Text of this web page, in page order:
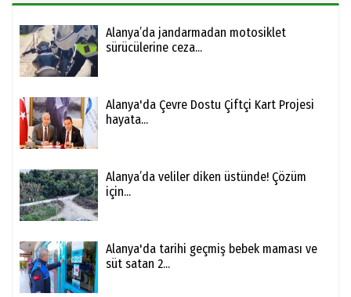
Alanya’da jandarmadan motosiklet
sürücülerine ceza...
Alanya'da Çevre Dostu Çiftçi Kart Projesi
hayata...
Alanya’da veliler diken üstünde! Çözüm
için...
Alanya'da tarihi geçmiş bebek maması ve
süt satan 2...